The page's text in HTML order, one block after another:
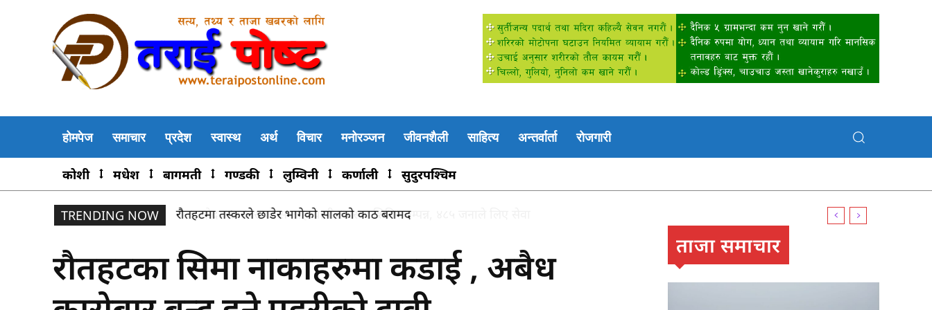
होमपेज समाचार प्रदेश स्वास्थ अर्थ विचार मनोरञ्जन जीवनशैली साहित्य अन्तर्वार्ता रोजगारी
कोशी मधेश बागमती गण्डकी लुम्विनी कर्णाली सुदुरपश्चिम
TRENDING NOW चन्द्रोदय साकोसको सप्ताहव्यापी स्वास्थ्य शिविर सम्पन्न, ४८५ जनाले लिए सेवा
रौतहटका सिमा नाकाहरुमा कडाई , अबैध
ताजा समाचार